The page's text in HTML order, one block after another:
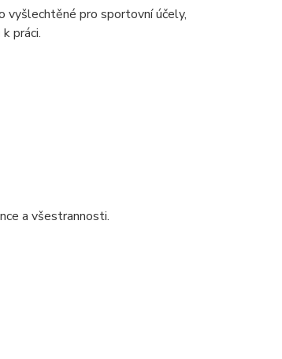
vyšlechtěné pro sportovní účely,
práci.
a všestrannosti.